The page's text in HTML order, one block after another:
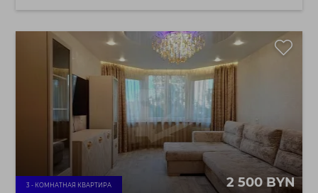
3 - КОМНАТНАЯ КВАРТИРА 2 500 BYN